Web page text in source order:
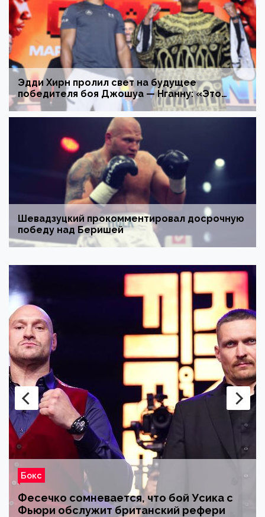
Эдди Хирн пролил свет на будущее
победителя боя Джошуа — Нганну: «Это
шанс мечты»
Шевадзуцкий прокомментировал досрочную
победу над Беришей
Бокс
Промоутер перечислил потенциальных
соперников Сауля Альвареса